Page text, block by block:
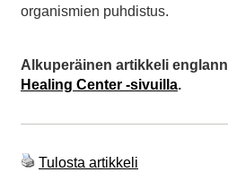
organismien puhdistus.
Alkuperäinen artikkeli
Healing Center -sivuilla.
Tulosta artikkeli